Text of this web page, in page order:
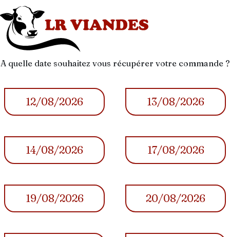
A quelle date souhaitez vous récupérer votre commande ?
12/08/2026 13/08/2026
14/08/2026 17/08/2026
19/08/2026 20/08/2026